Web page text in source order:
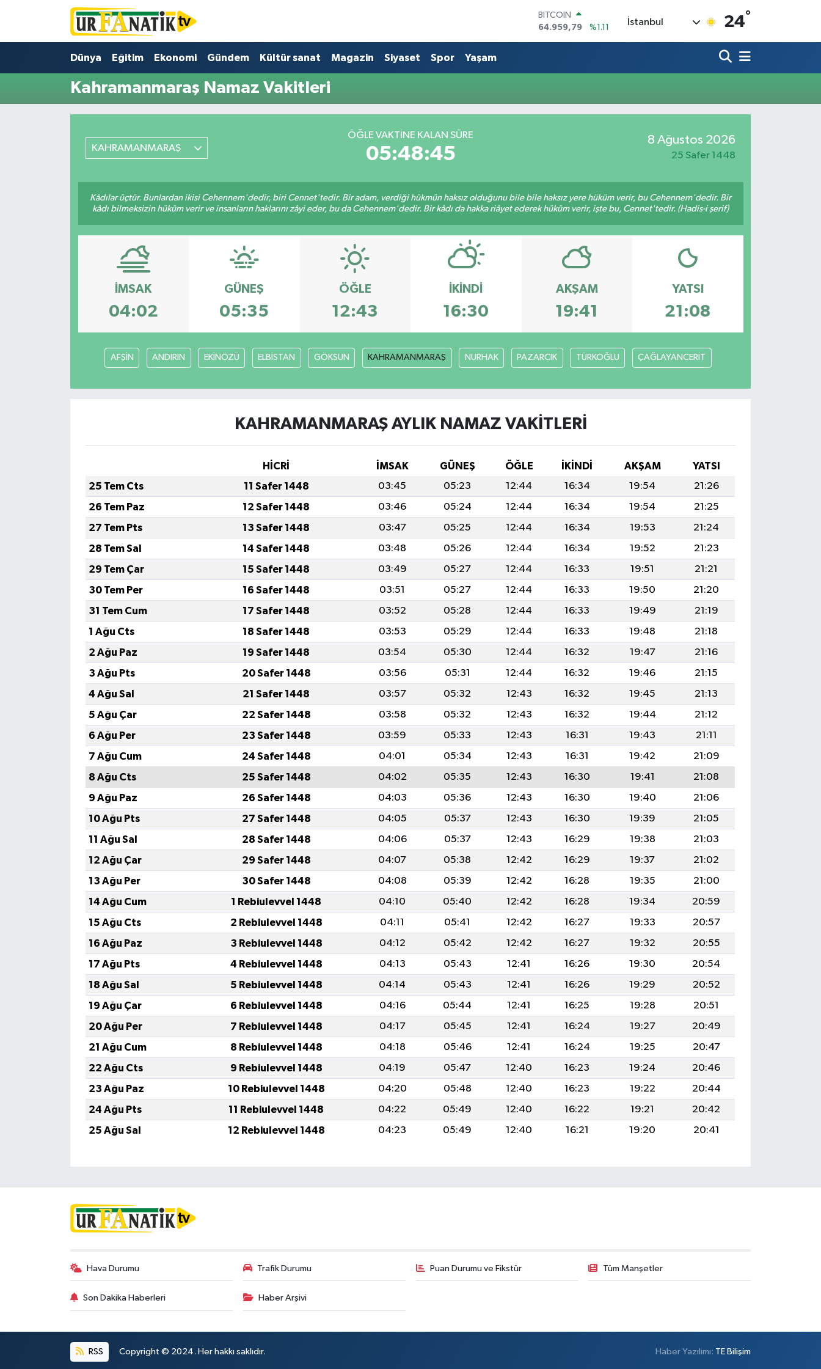
BITCOIN
64.959,79
%1.11
55,2510
%0.32
GRAM ALTIN
İstanbul 24°
Dünya Eğitim Ekonomi Gündem Kültür sanat Magazin Siyaset Spor Yaşam
Kahramanmaraş Namaz Vakitleri
KAHRAMANMARAŞ
ÖĞLE VAKTINE KALAN SÜRE
05:48:45
8 Ağustos 2026
25 Safer 1448
Kâdılar üçtür. Bunlardan ikisi Cehennem'dedir, biri Cennet'tedir. Bir adam, verdiği hükmün haksız olduğunu bile bile haksız yere hüküm verir, bu Cehennem'dedir. Bir
kâdı bilmeksizin hüküm verir ve insanların haklarını zâyi eder, bu da Cehennem'dedir. Bir kâdı da hakka riâyet ederek hüküm verir, işte bu, Cennet'tedir. (Hadis-i şerif)
İMSAK
04:02
GÜNEŞ
05:35
ÖĞLE
12:43
İKINDI
16:30
AKŞAM
19:41
YATSI
21:08
AFŞİN ANDIRIN EKİNÖZÜ ELBİSTAN GÖKSUN KAHRAMANMARAŞ NURHAK PAZARCIK TÜRKOĞLU ÇAĞLAYANCERİT
KAHRAMANMARAŞ AYLIK NAMAZ VAKITLERI
HİCRİ İMSAK GÜNEŞ ÖĞLE İKINDI AKŞAM
YATSI
25 Tem Cts
11 Safer 1448 03:45 05:23 12:44 16:34 19:54
21:26
26 Tem Paz
12 Safer 1448 03:46 05:24 12:44 16:34 19:54
21:25
27 Tem Pts
13 Safer 1448 03:47 05:25 12:44 16:34 19:53
21:24
28 Tem Sal
14 Safer 1448 03:48 05:26 12:44 16:34 19:52
21:23
29 Tem Çar
15 Safer 1448 03:49 05:27 12:44 16:33 19:51
21:21
30 Tem Per
16 Safer 1448 03:51 05:27 12:44 16:33 19:50
21:20
31 Tem Cum
17 Safer 1448 03:52 05:28 12:44 16:33 19:49
21:19
1 Ağu Cts
18 Safer 1448 03:53 05:29 12:44 16:33 19:48
21:18
2 Ağu Paz
19 Safer 1448 03:54 05:30 12:44 16:32 19:47
21:16
3 Ağu Pts
20 Safer 1448 03:56 05:31 12:44 16:32 19:46
21:15
4 Ağu Sal
21 Safer 1448 03:57 05:32 12:43 16:32 19:45
21:13
5 Ağu Çar
22 Safer 1448 03:58 05:32 12:43 16:32 19:44
21:12
6 Ağu Per
23 Safer 1448 03:59 05:33 12:43 16:31 19:43
21:11
7 Ağu Cum
24 Safer 1448 04:01 05:34 12:43 16:31 19:42
21:09
8 Ağu Cts
25 Safer 1448 04:02 05:35 12:43 16:30 19:41
21:08
9 Ağu Paz
26 Safer 1448 04:03 05:36 12:43 16:30 19:40
21:06
10 Ağu Pts
27 Safer 1448 04:05 05:37 12:43 16:30 19:39
21:05
11 Ağu Sal
28 Safer 1448 04:06 05:37 12:43 16:29 19:38
21:03
12 Ağu Çar
29 Safer 1448 04:07 05:38 12:42 16:29 19:37
21:02
13 Ağu Per
30 Safer 1448 04:08 05:39 12:42 16:28 19:35
21:00
14 Ağu Cum
1 Rebiulevvel 1448 04:10 05:40 12:42 16:28 19:34
20:59
15 Ağu Cts
2 Rebiulevvel 1448 04:11 05:41 12:42 16:27 19:33
20:57
16 Ağu Paz
3 Rebiulevvel 1448 04:12 05:42 12:42 16:27 19:32
20:55
17 Ağu Pts
4 Rebiulevvel 1448 04:13 05:43 12:41 16:26 19:30
20:54
18 Ağu Sal
5 Rebiulevvel 1448 04:14 05:43 12:41 16:26 19:29
20:52
19 Ağu Çar
6 Rebiulevvel 1448 04:16 05:44 12:41 16:25 19:28
20:51
20 Ağu Per
7 Rebiulevvel 1448 04:17 05:45 12:41 16:24 19:27
20:49
21 Ağu Cum
8 Rebiulevvel 1448 04:18 05:46 12:41 16:24 19:25
20:47
22 Ağu Cts
9 Rebiulevvel 1448 04:19 05:47 12:40 16:23 19:24
20:46
23 Ağu Paz
10 Rebiulevvel 1448 04:20 05:48 12:40 16:23 19:22
20:44
24 Ağu Pts
11 Rebiulevvel 1448 04:22 05:49 12:40 16:22 19:21
20:42
25 Ağu Sal
12 Rebiulevvel 1448 04:23 05:49 12:40 16:21 19:20 20:41
Hava Durumu Trafik Durumu Puan Durumu ve Fikstür Tüm Manşetler
Son Dakika Haberleri Haber Arşivi
RSS Copyright © 2024. Her hakkı saklıdır. Haber Yazılımı: TE Bilişim
Tüm Manşetler
Haber Arşivi